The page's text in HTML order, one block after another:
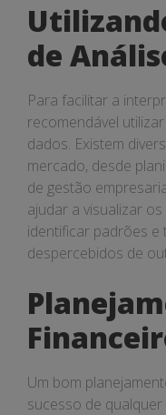
de
Para facilitar a
recomendável
dados. Existem
mercado, desde
de gestão
ajudar a visualizar
identificar padrões e
despercebidos de
Um bom
sucesso de